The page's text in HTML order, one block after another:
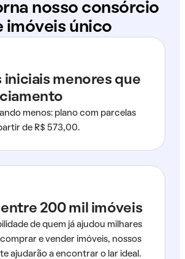
nosso consórcio
imóveis único
iniciais menores que
menos: plano com parcelas
de R$ 573,00.
entre 200 mil imóveis
de quem já ajudou milhares
e vender imóveis, nossos
ajudarão a encontrar o lar ideal.